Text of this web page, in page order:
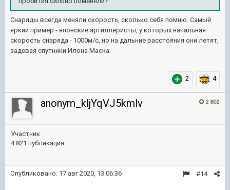
Снаряды всегда меняли скорость, сколько себя помню. Самый
яркий пример - японские артиллеристы, у которых начальная
скорость снаряда - 1000м/с, но на дальние расстояния они летят,
задевая спутники Илона Маска.
2 4
2 802
anonym_kljYqVJ5kmlv
Участник
4 821 публикация
#14
Опубликовано: 17 авг 2020, 13:06:36